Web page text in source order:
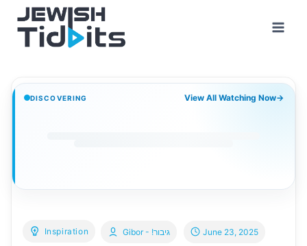
content
DISCOVERING View All Watching Now→
Inspiration Gibor - !גיבור June 23, 2025